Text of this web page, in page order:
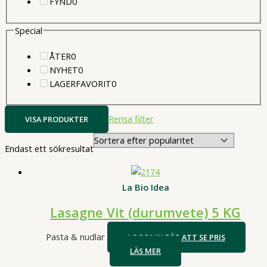
Special
ÅTER00
produkter
NYHET00
produkter
LAGERFAVORIT00
VISA PRODUKTER Rensa filter
Endast ett sökresultat
La Bio Idea
Lasagne Vit (durumvete) 5 KG
Pasta & nudlar
LOGGA IN FÖR ATT SE PRIS
LÄS MER